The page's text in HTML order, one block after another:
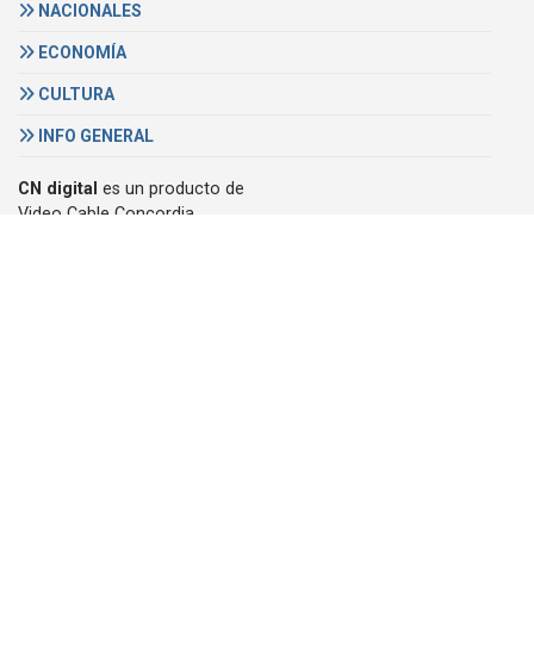
NACIONALES
ECONOMÍA
CULTURA
INFO GENERAL
CN digital es un producto de
Video Cable Concordia